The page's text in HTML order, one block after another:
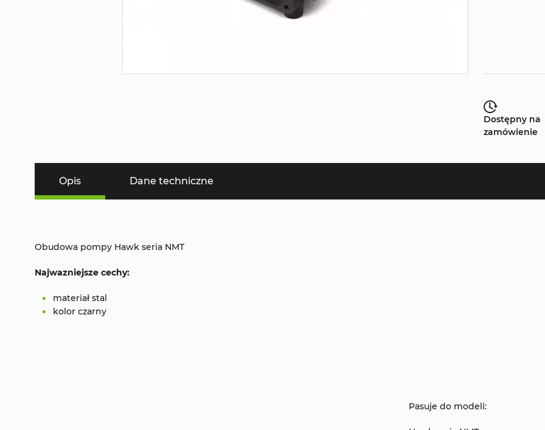
Dostępny na
zamówienie
Opis Dane techniczne
Obudowa pompy Hawk seria NMT
Najwazniejsze cechy:
materiał stal
kolor czarny
Pasuje do modeli: